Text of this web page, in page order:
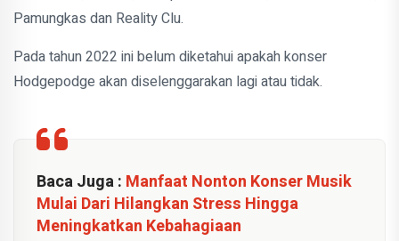
Pamungkas dan Reality Clu.
Pada tahun 2022 ini belum diketahui apakah konser
Hodgepodge akan diselenggarakan lagi atau tidak.
Baca Juga : Manfaat Nonton Konser Musik
Mulai Dari Hilangkan Stress Hingga
Meningkatkan Kebahagiaan